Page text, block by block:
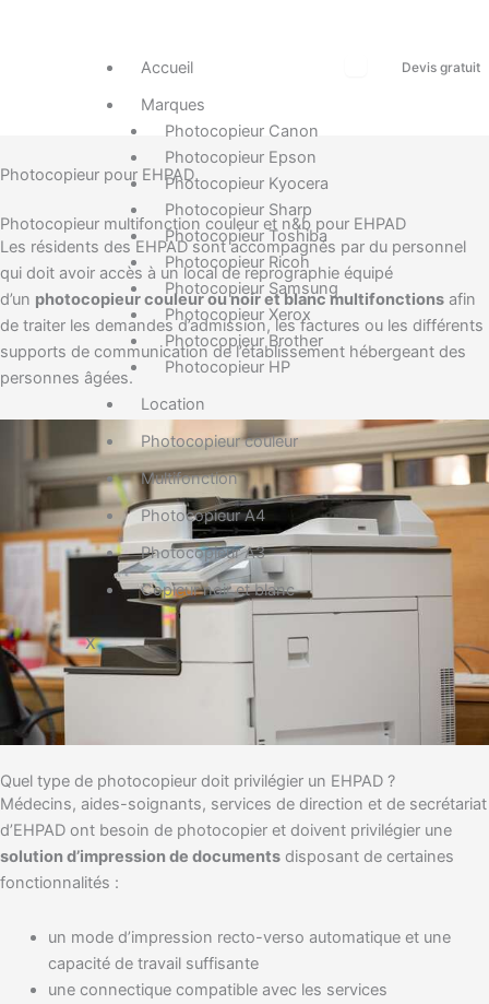
Accueil
Marques
Photocopieur Canon
Photocopieur Epson
Photocopieur Kyocera
Photocopieur Sharp
Photocopieur Toshiba
Photocopieur Ricoh
Photocopieur Samsung
Photocopieur Xerox
Photocopieur Brother
Photocopieur HP
Location
Photocopieur couleur
Multifonction
Photocopieur A4
Photocopieur A3
Copieur noir et blanc
X
Devis gratuit
Photocopieur pour EHPAD
Photocopieur multifonction couleur et n&b pour EHPAD
Les résidents des EHPAD sont accompagnés par du personnel
qui doit avoir accès à un local de reprographie équipé
d’un photocopieur couleur ou noir et blanc multifonctions afin
de traiter les demandes d’admission, les factures ou les différents
supports de communication de l’établissement hébergeant des
personnes âgées.
Quel type de photocopieur doit privilégier un EHPAD ?
Médecins, aides-soignants, services de direction et de secrétariat
d’EHPAD ont besoin de photocopier et doivent privilégier une
solution d’impression de documents disposant de certaines
fonctionnalités :
un mode d’impression recto-verso automatique et une
capacité de travail suffisante
une connectique compatible avec les services